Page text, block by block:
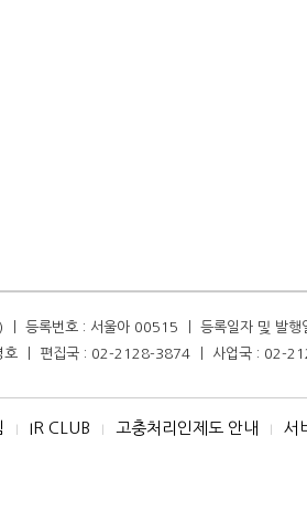
ㅣ 등록번호 : 서울아 00515 ㅣ 등록일자 및 발
호 ㅣ 편집국 : 02-2128-3874 ㅣ 사업국 : 02-
I IR CLUB I 고충처리인제도 안내 I 서